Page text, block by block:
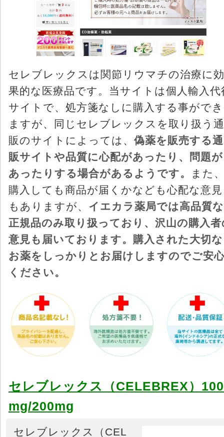
セレブレックスは関節リウマチの治療に効
果的な医療品です。当サイトは個人輸入代
サイトで、処方箋なしに購入する事ができ
ますが、同じセレブレックスを取り扱う通
販のサイトによっては、 偽薬を販売する通
販サイトや品質に心配があったり、問題が
あったりする場合があるようです。
また
購入しても商品が届くかなども心配な意見
もありますが、 イエカラ薬局では高品質な
正規品のみ取り扱っており、沢山の購入者
意見も届いております。購入された大切な
お薬をしっかりとお届けしますのでご安
ください。
セレブレックス（CELEBREX）100
mg/200mg
セレブレックス（CEL